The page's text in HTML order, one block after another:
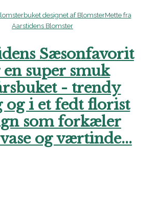
Sæsonfavorit
en super smuk
- trendy
og i et fedt florist
som forkæler
og værtinde...